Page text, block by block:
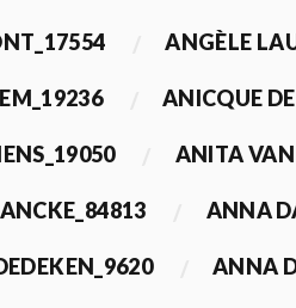
ANGÈLE
ANICQUE
ANITA
ANNA
ANNA